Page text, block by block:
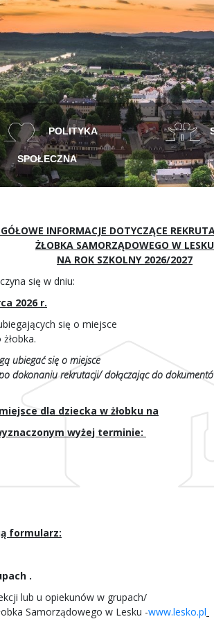
POLITYKA
SPOŁECZNA
INFORMACJE DOTYCZĄCE
ŻŁOBKA SAMORZĄDOWEGO W LESKU
NA ROK SZKOLNY 2026/2027
się w dniu:
2026 r.
się o miejsce
ubiegać się o miejsce
dokonaniu rekrutacji/ dołączając do
dla dziecka w żłobku na
wyżej terminie:
formularz:
.
lub u opiekunów w grupach/
Samorządowego w Lesku -www.lesko.pl